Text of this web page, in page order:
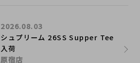
シュプリーム 26SS Supper Tee
入荷
2026.08.03
原宿店